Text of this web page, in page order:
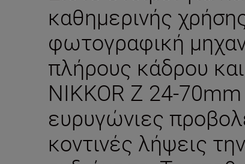
καθημερινής
φωτογραφική
πλήρους κάδρου
NIKKOR Z 24-
ευρυγώνιες
κοντινές λήψεις